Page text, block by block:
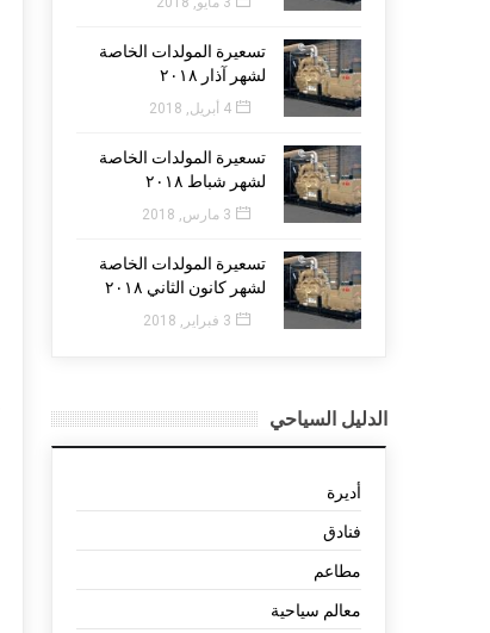
تسعيرة المولدات الخاصة
لشهر آذار ٢٠١٨
4 أبريل, 2018
تسعيرة المولدات الخاصة
لشهر شباط ٢٠١٨
3 مارس, 2018
تسعيرة المولدات الخاصة
لشهر كانون الثاني ٢٠١٨
3 فبراير, 2018
الدليل السياحي
أديرة
فنادق
مطاعم
معالم سياحية